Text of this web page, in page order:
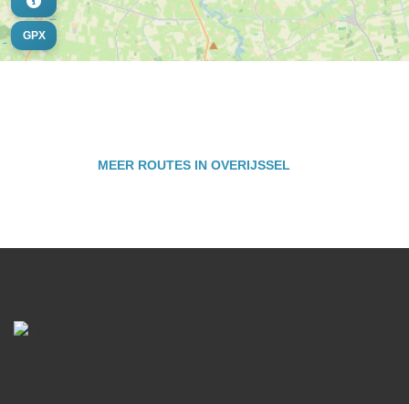
GPX
MEER ROUTES IN OVERIJSSEL